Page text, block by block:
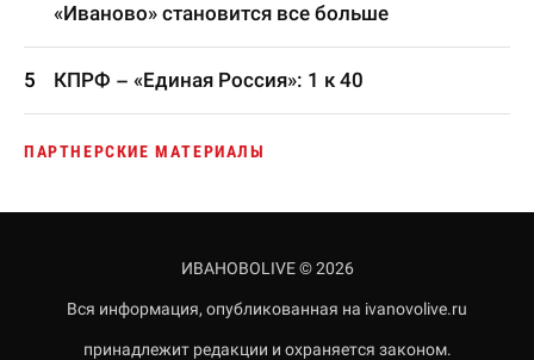
«Иваново» становится все больше
КПРФ – «Единая Россия»: 1 к 40
ПАРТНЕРСКИЕ МАТЕРИАЛЫ
ИВАНОВОLIVE © 2026
Вся информация, опубликованная на ivanovolive.ru
принадлежит редакции и охраняется законом.